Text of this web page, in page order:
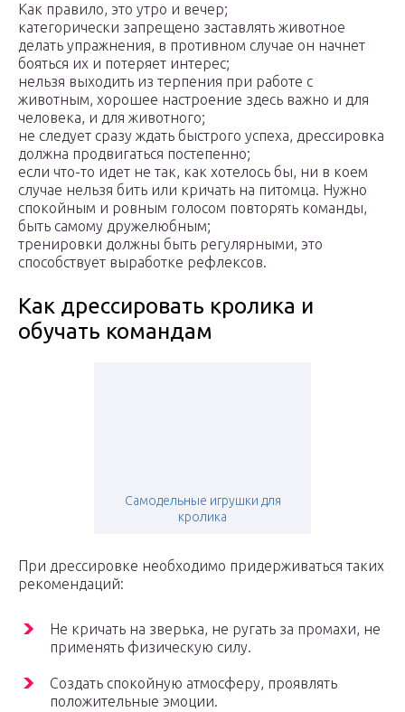
Как правило, это утро и вечер;
категорически запрещено заставлять животное
делать упражнения, в противном случае он начнет
бояться их и потеряет интерес;
нельзя выходить из терпения при работе с
животным, хорошее настроение здесь важно и для
человека, и для животного;
не следует сразу ждать быстрого успеха, дрессировка
должна продвигаться постепенно;
если что-то идет не так, как хотелось бы, ни в коем
случае нельзя бить или кричать на питомца. Нужно
спокойным и ровным голосом повторять команды,
быть самому дружелюбным;
тренировки должны быть регулярными, это
способствует выработке рефлексов.
Как дрессировать кролика и
обучать командам
Самодельные игрушки для
кролика
При дрессировке необходимо придерживаться таких
рекомендаций:
Не кричать на зверька, не ругать за промахи, не
применять физическую силу.
Создать спокойную атмосферу, проявлять
положительные эмоции.